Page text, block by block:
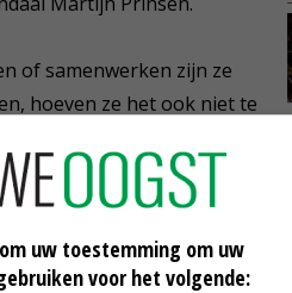
of samenwerken zijn ze
hoeven ze het ook niet te
doen steeds meer zelf.'
uw toestemming om uw
voor het volgende: